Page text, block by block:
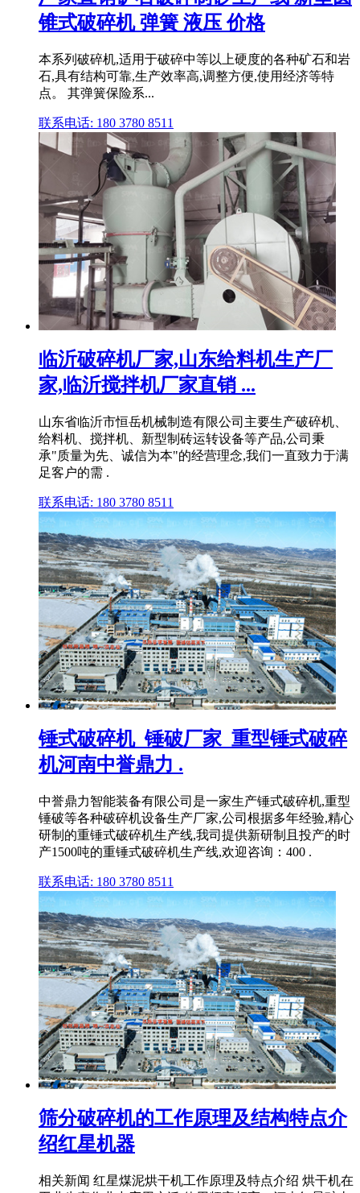
锥式破碎机 弹簧 液压 价格
本系列破碎机,适用于破碎中等以上硬度的各种矿石和岩
石,具有结构可靠,生产效率高,调整方便,使用经济等特
点。 其弹簧保险系...
联系电话: 180 3780 8511
临沂破碎机厂家,山东给料机生产厂
家,临沂搅拌机厂家直销 ...
山东省临沂市恒岳机械制造有限公司主要生产破碎机、
给料机、搅拌机、新型制砖运转设备等产品,公司秉
承"质量为先、诚信为本"的经营理念,我们一直致力于满
足客户的需 .
联系电话: 180 3780 8511
锤式破碎机_锤破厂家_重型锤式破碎
机河南中誉鼎力 .
中誉鼎力智能装备有限公司是一家生产锤式破碎机,重型
锤破等各种破碎机设备生产厂家,公司根据多年经验,精心
研制的重锤式破碎机生产线,我司提供新研制且投产的时
产1500吨的重锤式破碎机生产线,欢迎咨询：400 .
联系电话: 180 3780 8511
筛分破碎机的工作原理及结构特点介
绍红星机器
相关新闻 红星煤泥烘干机工作原理及特点介绍 烘干机在